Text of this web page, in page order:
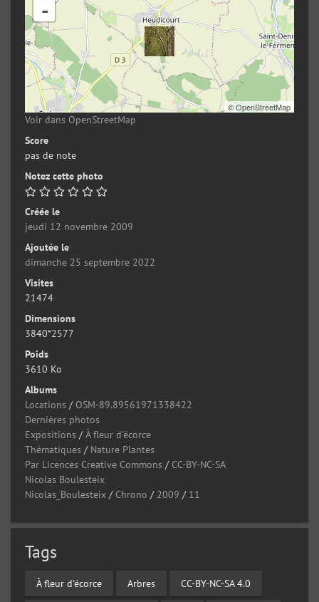
-
©OpenStreetMap
Voir dans OpenStreetMap
Score
pas de note
Notez cette photo
Créée le
jeudi 12 novembre 2009
Ajoutée le
dimanche 25 septembre 2022
Visites
21474
Dimensions
3840*2577
Poids
3610 Ko
Albums
Locations / OSM-89.89561971338422
Dernières photos
Expositions /À fleur d'écorce
Thématiques / Nature Plantes
Par Licences Creative Commons / CC-BY-NC-SA
Nicolas Boulesteix
Nicolas_Boulesteix / Chrono / 2009 / 11
Tags
À fleur d'écorce Arbres CC-BY-NC-SA 4.0